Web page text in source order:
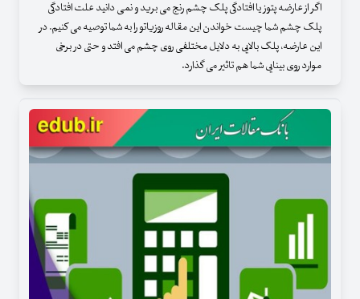
اگر از عارضه پتوز یا افتادگی پلک چشم رنج می برید و نمی دانید علت افتادگی
پلک چشم شما چیست خواندن این مقاله روزیاتو را به شما توصیه می کنیم. در
این عارضه، پلک بالایی به دلایل مختلفی روی چشم می افتد و حتی در برخی
موارد روی بینایی شما هم تاثیر می گذارد.